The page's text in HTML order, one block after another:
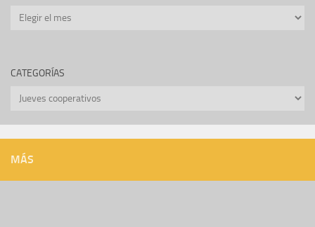
Archivos
CATEGORÍAS
Categorías
MÁS